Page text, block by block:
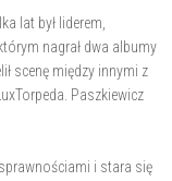
lat był liderem,
nagrał dwa albumy
scenę między innymi z
Paszkiewicz
i stara się